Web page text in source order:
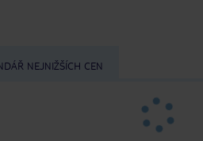
zaměstnanci, se kterými jsme se
přestávku, jako bychom měli jako
ideální pro objevování města a
spoustu restaurací barů a obchodů v
NEJNIŽŠÍCH CEN